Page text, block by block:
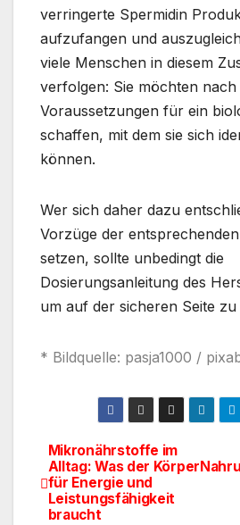
verringerte Spermidin
aufzufangen und
viele Menschen in diesem
verfolgen: Sie möchten
Voraussetzungen für ein
schaffen, mit dem sie sich
können.
Wer sich daher dazu
Vorzüge der
setzen, sollte unbedingt die
Dosierungsanleitung des
um auf der sicheren Seite zu
* Bildquelle: pasja1000 /
Mikronährstoffe im
Alltag: Was der Körper
für Energie und
Leistungsfähigkeit
braucht